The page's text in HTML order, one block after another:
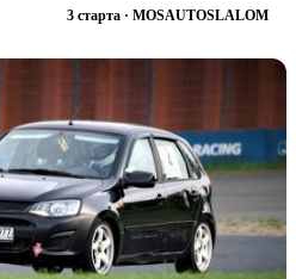
3 старта · MOSAUTOSLALOM